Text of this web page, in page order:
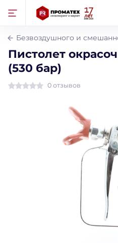
Безвоздушного и
Пистолет
(530 бар)
0 отзывов